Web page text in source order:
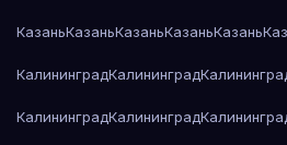
КазаньКазаньКазаньКазаньКазань
КалининградКалининград
КалининградКалининград